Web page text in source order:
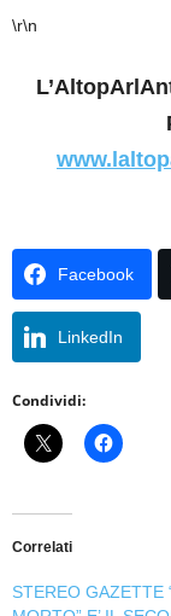
\r\n
Facebook
LinkedIn
Condividi:
Correlati
STEREO GAZETTE